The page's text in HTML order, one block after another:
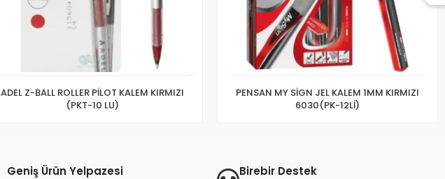
ADEL Z-BALL ROLLER PİLOT KALEM KIRMIZI
(PKT-10 LU)
PENSAN MY SİGN JEL KALEM 1MM KIRMIZI
6030(PK-12Lİ)
Geniş Ürün Yelpazesi Birebir Destek